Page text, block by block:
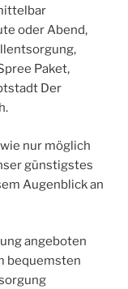
oder Abend,
Paket,
Der
nur möglich
günstigstes
Augenblick an
angeboten
bequemsten